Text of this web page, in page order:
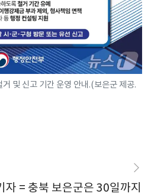
및 신고 기간 운영 안내.(보은군 제공.
= 충북 보은군은 30일까지